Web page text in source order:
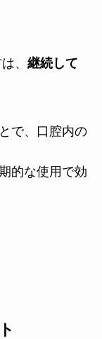
、 継続して
で、口腔内の
期的な使用で効